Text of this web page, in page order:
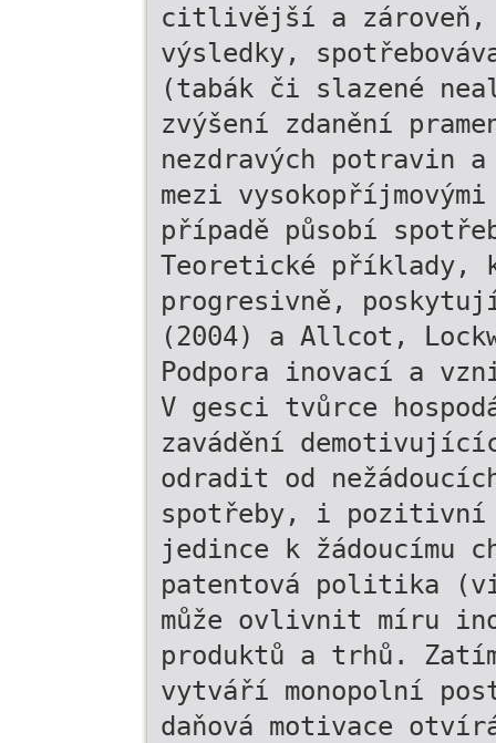
citlivější a zároveň,
výsledky,
(tabák či slazené
zvýšení zdanění
nezdravých potravin
mezi
případě působí
Teoretické příklady,
progresivně,
(2004) a Allcot,
Podpora inovací a
V gesci tvůrce
zavádění
odradit od
spotřeby, i pozitivní
jedince k žádoucímu
patentová politika
může ovlivnit míru
produktů a trhů.
vytváří monopolní
daňová motivace